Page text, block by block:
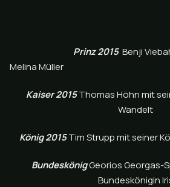
Prinz 2015 Benji
Melina Müller
Kaiser 2015Thomas Höhn mit
Wandelt
König 2015Tim Strupp mit seiner
BundeskönigGeorios Georgas-
Bundeskönigin